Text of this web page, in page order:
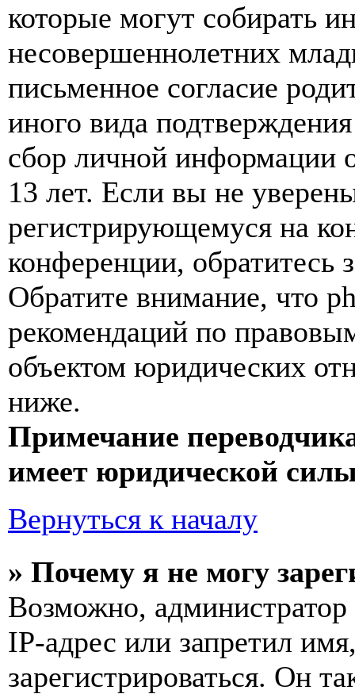
которые могут собирать
несовершеннолетних
письменное согласие
иного вида
сбор личной информации
13 лет. Если вы не
регистрирующемуся на
конференции, обратитесь
Обратите внимание, что
рекомендаций по
объектом юридических
ниже.
Примечание
имеет юридической
Вернуться к началу
» Почему я не могу
Возможно,
IP-адрес или запретил
зарегистрироваться. Он